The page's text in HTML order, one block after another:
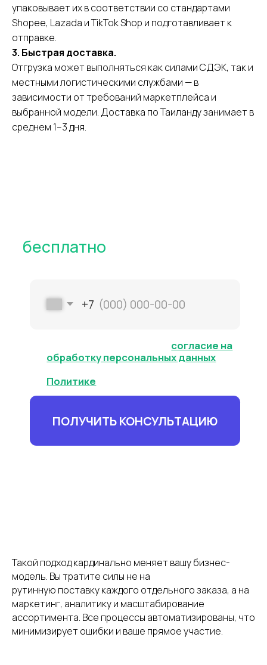
упаковывает их в соответствии со стандартами
Shopee, Lazada и TikTok Shop и подготавливает к
отправке.
3. Быстрая доставка.
Отгрузка может выполняться как силами СДЭК, так и
местными логистическими службами — в
зависимости от требований маркетплейса и
выбранной модели. Доставка по Таиланду занимает в
среднем 1–3 дня.
Такой подход кардинально меняет вашу бизнес-
модель. Вы тратите силы не на
рутинную поставку каждого отдельного заказа, а на
маркетинг, аналитику и масштабирование
ассортимента. Все процессы автоматизированы, что
минимизирует ошибки и ваше прямое участие.
©2000 — 2026, Курьерская компания СДЭК
Политика сбора ПДн клиентов
г. Москва, 1-я улица
sales@ffcdek.ru
Карта сайта
бизнеса
Доставка до
маркетплейсов
Все услуги
Фулфилмент для
маркетплейсов
Сфокусируйтесь на продажах,
УЗНАТЬ СТОИМОСТЬ
Адреса складов
Тарифы
Блог
Акции
Новости
Международные
Партнёрская
программа